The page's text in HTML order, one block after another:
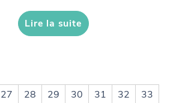
Lire la suite
27 28 29 30 31 32 33